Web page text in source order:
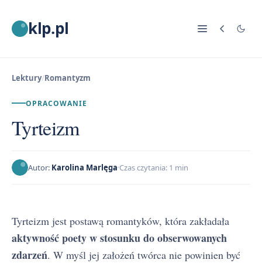
klp.pl
Lektury/Romantyzm
OPRACOWANIE
Tyrteizm
Autor: Karolina Marlęga Czas czytania: 1 min
Tyrteizm jest postawą romantyków, która zakładała
aktywność poety w stosunku do obserwowanych
zdarzeń. W myśl jej założeń twórca nie powinien być